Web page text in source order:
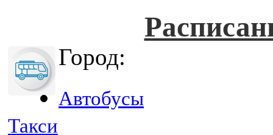
Город:
Автобусы
Такси